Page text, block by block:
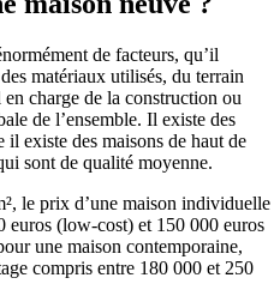
de facteurs, qu’il
matériaux utilisés, du terrain
charge de la construction ou
de l’ensemble. Il existe des
existe des maisons de haut de
sont de qualité moyenne.
le prix d’une maison individuelle
euros (low-cost) et 150 000 euros
une maison contemporaine,
compris entre 180 000 et 250